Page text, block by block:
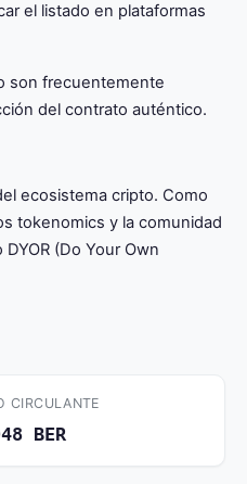
el listado en plataformas
son frecuentemente
del contrato auténtico.
ecosistema cripto. Como
tokenomics y la comunidad
(Do Your Own
CIRCULANTE
BER